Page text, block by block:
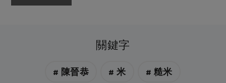
關鍵字
# 陳晉恭 # 米 # 糙米